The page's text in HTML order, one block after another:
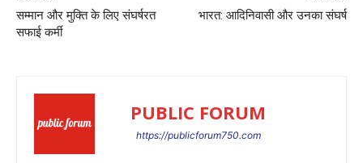
सम्मान और मुक्ति के लिए संघर्षरत
सफाई कर्मी
भारत: आदिनिवासी और उनका संघर्ष
PUBLIC FORUM
https://publicforum750.com